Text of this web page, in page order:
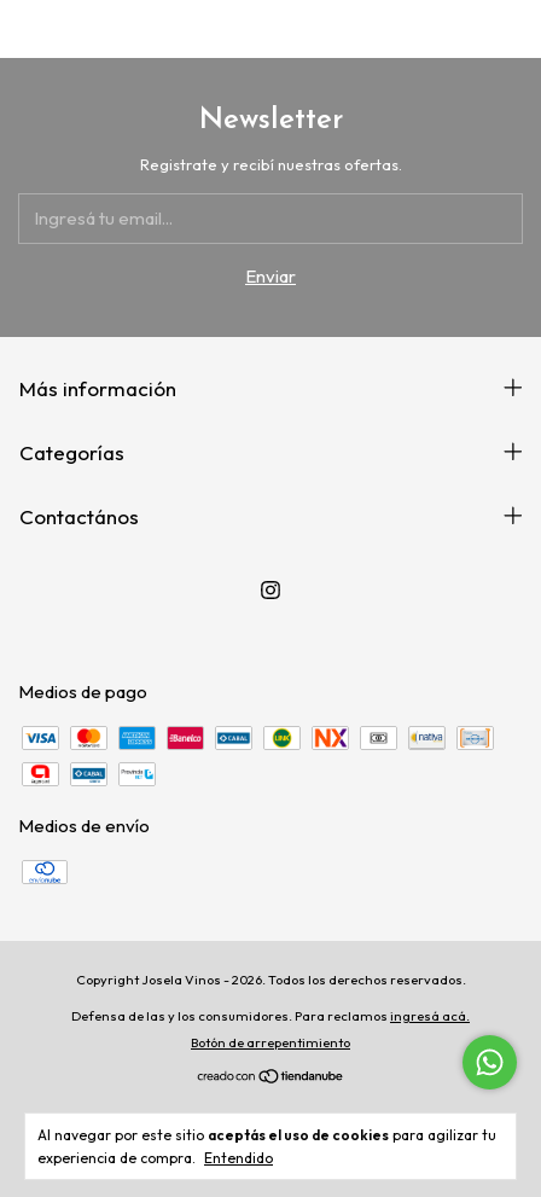
Al navegar por este sitio aceptás el uso de cookies para agilizar tu
experiencia de compra. Entendido
Newsletter
Registrate y recibí nuestras ofertas.
Más información
Categorías
Contactános
Medios de pago
Medios de envío
Copyright Josela Vinos - 2026. Todos los derechos reservados.
Defensa de las y los consumidores. Para reclamos ingresá acá.
Botón de arrepentimiento